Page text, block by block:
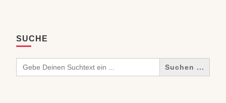
SUCHE
Search
for: